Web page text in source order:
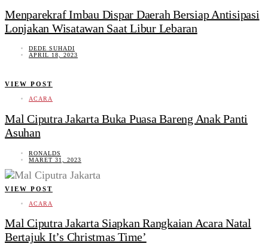
Menparekraf Imbau Dispar Daerah Bersiap Antisipasi
Lonjakan Wisatawan Saat Libur Lebaran
DEDE SUHADI
APRIL 18, 2023
VIEW POST
ACARA
Mal Ciputra Jakarta Buka Puasa Bareng Anak Panti
Asuhan
RONALDS
MARET 31, 2023
VIEW POST
ACARA
Mal Ciputra Jakarta Siapkan Rangkaian Acara Natal
Bertajuk It’s Christmas Time’